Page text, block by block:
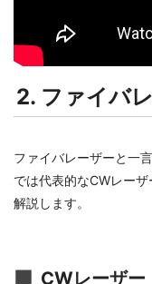
2. ファイバ
ファイバレーザーと一
では代表的なCWレー
解説します。
CWレーザー